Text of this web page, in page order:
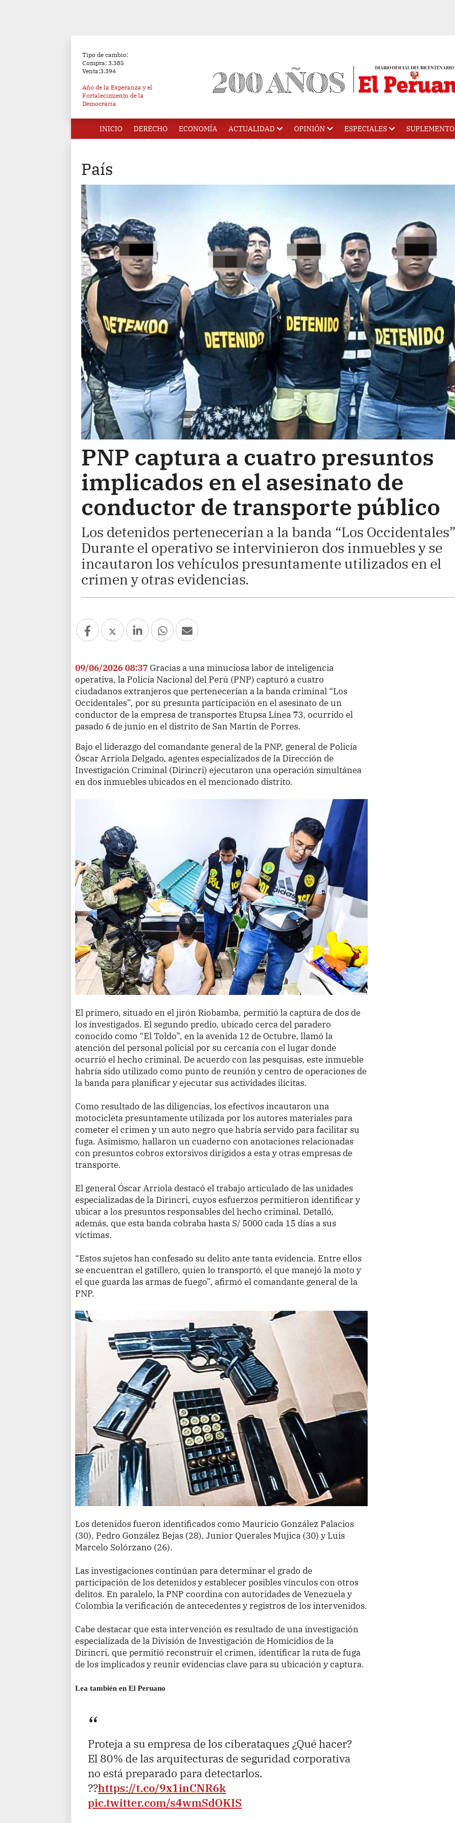
Tipo de cambio:
Compra: 3.385
Venta:3.394
Año de la Esperanza y el
Fortalecimiento de la
Democracia
INICIO DERECHO ECONOMÍA ACTUALIDAD OPINIÓN ESPECIALES
País
PNP captura a cuatro presuntos
implicados en el asesinato de
conductor de transporte público
Los detenidos pertenecerían a la banda “Los
Durante el operativo se intervinieron dos inmuebles y se
incautaron los vehículos presuntamente utilizados en el
crimen y otras evidencias.
09/06/2026 08:37Gracias a una minuciosa labor de inteligencia
operativa, la Policía Nacional del Perú (PNP) capturó a cuatro
ciudadanos extranjeros que pertenecerían a la banda criminal “Los
Occidentales”, por su presunta participación en el asesinato de un
conductor de la empresa de transportes Etupsa Línea 73, ocurrido el
pasado 6 de junio en el distrito de San Martín de Porres.
Bajo el liderazgo del comandante general de la PNP, general de Policía
Óscar Arriola Delgado, agentes especializados de la Dirección de
Investigación Criminal (Dirincri) ejecutaron una operación simultánea
en dos inmuebles ubicados en el mencionado distrito.
El primero, situado en el jirón Riobamba, permitió la captura de dos de
los investigados. El segundo predio, ubicado cerca del paradero
conocido como “El Toldo”, en la avenida 12 de Octubre, llamó la
atención del personal policial por su cercanía con el lugar donde
ocurrió el hecho criminal. De acuerdo con las pesquisas, este inmueble
habría sido utilizado como punto de reunión y centro de operaciones de
la banda para planificar y ejecutar sus actividades ilícitas.
Como resultado de las diligencias, los efectivos incautaron una
motocicleta presuntamente utilizada por los autores materiales para
cometer el crimen y un auto negro que habría servido para facilitar su
fuga. Asimismo, hallaron un cuaderno con anotaciones relacionadas
con presuntos cobros extorsivos dirigidos a esta y otras empresas de
transporte.
El general Óscar Arriola destacó el trabajo articulado de las unidades
especializadas de la Dirincri, cuyos esfuerzos permitieron identificar y
ubicar a los presuntos responsables del hecho criminal. Detalló,
además, que esta banda cobraba hasta S/ 5000 cada 15 días a sus
víctimas.
“Estos sujetos han confesado su delito ante tanta evidencia. Entre ellos
se encuentran el gatillero, quien lo transportó, el que manejó la moto y
el que guarda las armas de fuego”, afirmó el comandante general de la
PNP.
Los detenidos fueron identificados como Mauricio González Palacios
(30), Pedro González Bejas (28), Junior Querales Mujica (30) y Luis
Marcelo Solórzano (26).
Las investigaciones continúan para determinar el grado de
participación de los detenidos y establecer posibles vínculos con otros
delitos. En paralelo, la PNP coordina con autoridades de Venezuela y
Colombia la verificación de antecedentes y registros de los intervenidos.
Cabe destacar que esta intervención es resultado de una investigación
especializada de la División de Investigación de Homicidios de la
Dirincri, que permitió reconstruir el crimen, identificar la ruta de fuga
de los implicados y reunir evidencias clave para su ubicación y captura.
Lea también en El Peruano
Proteja a su empresa de los ciberataques ¿Qué hacer?
El 80% de las arquitecturas de seguridad corporativa
no está preparado para detectarlos.
??https://t.co/9x1inCNR6k
pic.twitter.com/s4wmSdOKIS